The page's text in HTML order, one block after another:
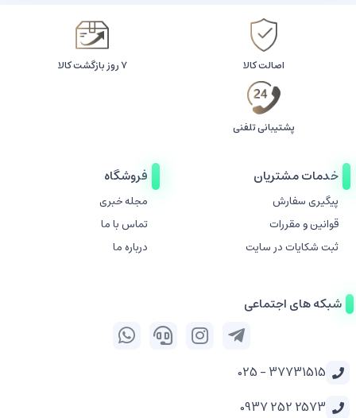
اصالت کالا ۷ روز بازگشت کالا
پشتیبانی تلفنی
خدمات مشتریان
پیگیری سفارش
قوانین و مقررات
ثبت شکایات در سایت
فروشگاه
مجله خبری
تماس با ما
درباره ما
شبکه های اجتماعی
37731515 - 025
2573 252 0937